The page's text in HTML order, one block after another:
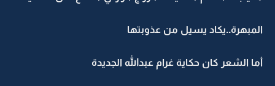
المبهرة..يكاد يسيل من عذوبتها
أما الشعر كان حكاية غرام عبدالله الجديدة